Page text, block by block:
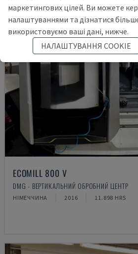
ECOMILL 800 V
DMG - ВЕРТИКАЛЬНИЙ ОБРОБНИЙ ЦЕНТР
НІМЕЧЧИНА 2016 11.898 HRS
маркетингових цілей. Ви можете
налаштуваннями та дізнатися
використовуємо ваші дані, нижче.
НАЛАШТУВАННЯ COOKIE